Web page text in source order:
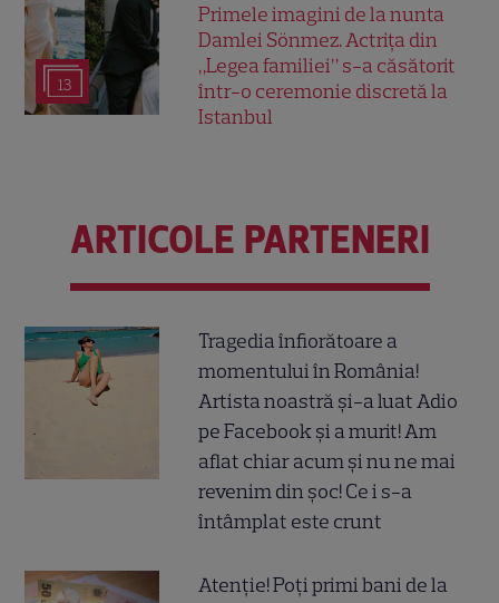
13
Primele imagini de la nunta
Damlei Sönmez. Actrița din
„Legea familiei” s-a căsătorit
într-o ceremonie discretă la
Istanbul
ARTICOLE PARTENERI
Tragedia înfiorătoare a
momentului în România!
Artista noastră și-a luat Adio
pe Facebook și a murit! Am
aflat chiar acum și nu ne mai
revenim din șoc! Ce i s-a
întâmplat este crunt
Atenție! Poți primi bani de la